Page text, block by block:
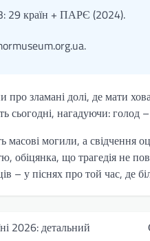
29 країн + ПАРЄ (2024).
зламані долі, де мати
сьогодні, нагадуючи: голод
масові могили, а свідчення
обіцянка, що трагедія не
– у піснях про той час, де
2026: детальний